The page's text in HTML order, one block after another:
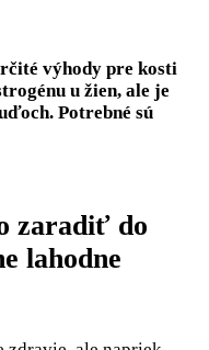
výhody pre kosti
u žien, ale je
Potrebné sú
zaradiť do
lahodne